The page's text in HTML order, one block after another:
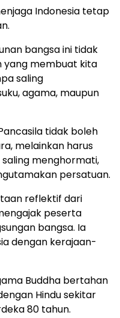
Indonesia tetap
bangsa ini tidak
yang membuat kita
saling
agama, maupun
tidak boleh
melainkan harus
menghormati,
persatuan.
reflektif dari
peserta
bangsa. Ia
dengan kerajaan-
Buddha bertahan
Hindu sekitar
80 tahun.